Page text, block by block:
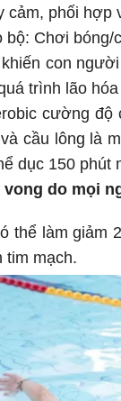
cảm, phối
Chơi
con
trình lão
cường
cầu lông là
dục 150 phút
do mọi
thể làm giảm
tim mạch.